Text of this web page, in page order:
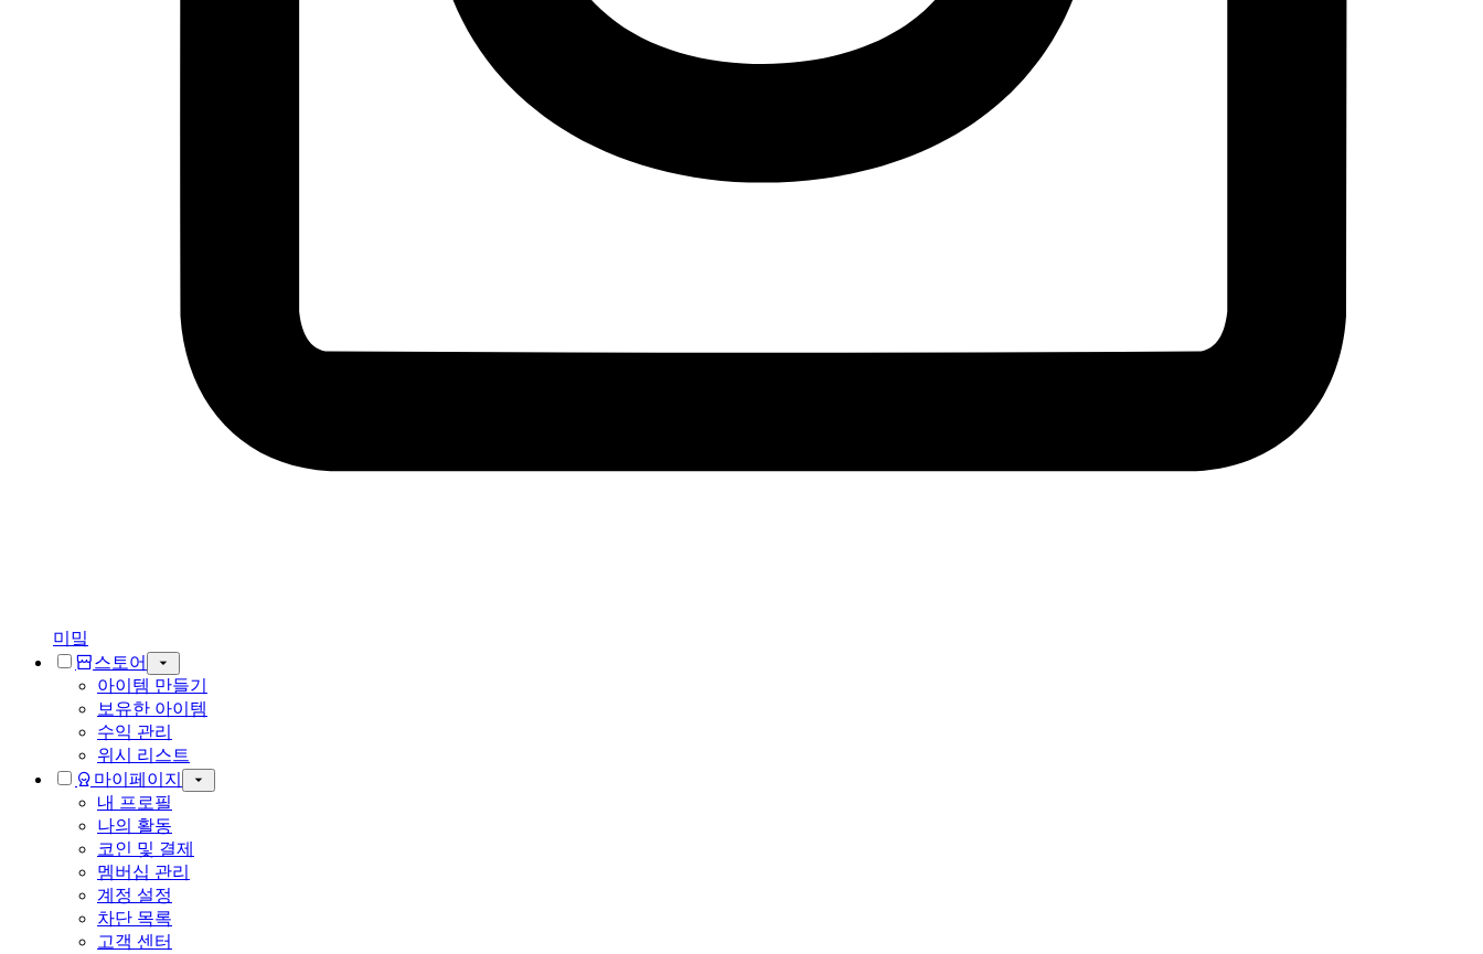
미밐
스토어
아이템 만들기
보유한 아이템
수익 관리
위시 리스트
마이페이지
내 프로필
나의 활동
코인 및 결제
멤버십 관리
계정 설정
차단 목록
고객 센터